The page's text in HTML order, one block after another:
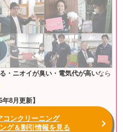
・ニオイが臭い・電気代が高いなら
年8月更新】
コンクリーニング
グ＆割引情報を見る